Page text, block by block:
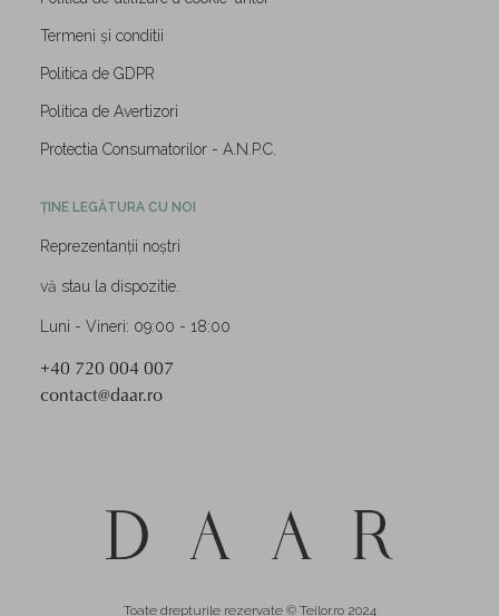
Termeni și conditii
Politica de GDPR
Politica de Avertizori
Protectia Consumatorilor - A.N.P.C.
ȚINE LEGĂTURA CU NOI
Reprezentanții noștri
vă stau la dispozitie.
Luni - Vineri: 09:00 - 18:00
+40 720 004 007
contact@daar.ro
Toate drepturile rezervate © Teilor.ro 2024